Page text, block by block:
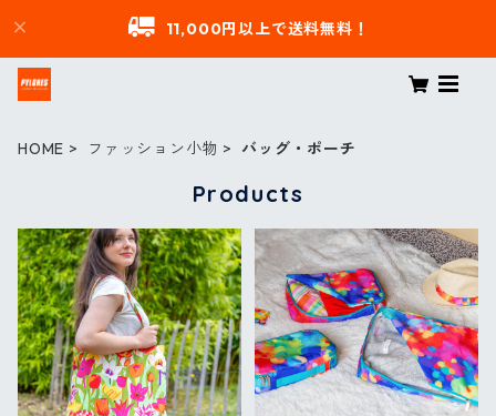
11,000円以上で送料無料！
HOME ファッション小物 バッグ・ポーチ
Products